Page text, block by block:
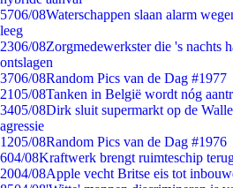
5706/08Waterschappen slaan alarm
leeg
2306/08Zorgmedewerkster die 's nachts
ontslagen
3706/08Random Pics van de Dag #1977
2105/08Tanken in België wordt nóg
3405/08Dirk sluit supermarkt op de
agressie
1205/08Random Pics van de Dag #1976
604/08Kraftwerk brengt ruimteschip
2004/08Apple vecht Britse eis tot